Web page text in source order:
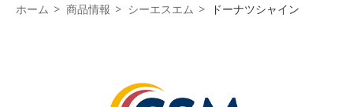
ホーム 商品情報 シーエスエム ドーナツシャイン